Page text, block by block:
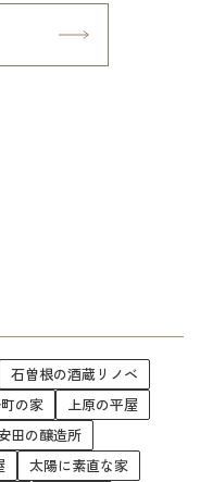
石曽根の酒蔵リノベ
の家
上原の平屋
田の醸造所
太陽に素直な家